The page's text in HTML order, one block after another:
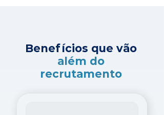
Benefícios que vão
além do
recrutamento